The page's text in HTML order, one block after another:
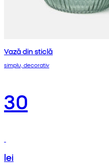
Vază din sticlă
simplu, decorativ
30
lei